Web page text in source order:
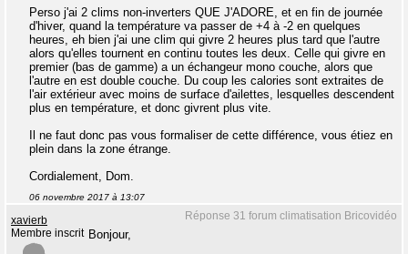
Perso j'ai 2 clims non-inverters QUE J'ADORE, et en fin de journée
d'hiver, quand la température va passer de +4 à -2 en quelques
heures, eh bien j'ai une clim qui givre 2 heures plus tard que l'autre
alors qu'elles tournent en continu toutes les deux. Celle qui givre en
premier (bas de gamme) a un échangeur mono couche, alors que
l'autre en est double couche. Du coup les calories sont extraites de
l'air extérieur avec moins de surface d'ailettes, lesquelles descendent
plus en température, et donc givrent plus vite.
Il ne faut donc pas vous formaliser de cette différence, vous étiez en
plein dans la zone étrange.
Cordialement, Dom.
06 novembre 2017 à 13:07
Réponse 31 forum climatisation Bricovidéo
xavierb
Membre inscrit Bonjour,